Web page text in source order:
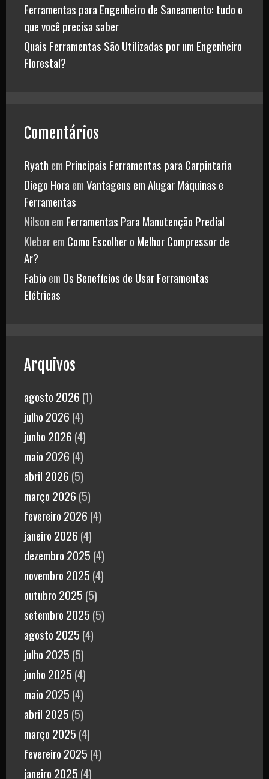
Ferramentas para Engenheiro de Saneamento: tudo o
que você precisa saber
Quais Ferramentas São Utilizadas por um Engenheiro
Florestal?
Comentários
Ryath em Principais Ferramentas para Carpintaria
Diego Hora emVantagens em Alugar Máquinas e
Ferramentas
Nilson em Ferramentas Para Manutenção Predial
Kleberem Como Escolher o Melhor Compressor de
Ar?
Fabio em Os Benefícios de Usar Ferramentas
Elétricas
Arquivos
agosto 2026 (1)
julho 2026 (4)
junho 2026 (4)
maio 2026 (4)
abril 2026 (5)
março 2026 (5)
fevereiro 2026 (4)
janeiro 2026 (4)
dezembro 2025 (4)
novembro 2025 (4)
outubro 2025 (5)
setembro 2025 (5)
agosto 2025 (4)
julho 2025 (5)
junho 2025 (4)
maio 2025 (4)
abril 2025 (5)
março 2025 (4)
fevereiro 2025 (4)
janeiro 2025 (4)